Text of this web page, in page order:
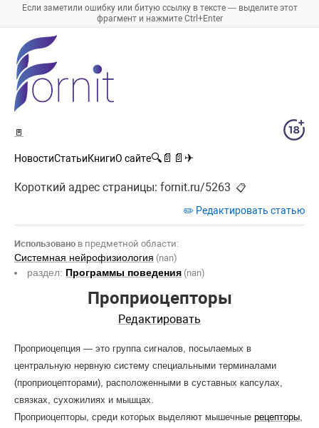
Если заметили ошибку или битую ссылку в тексте — выделите этот
фрагмент и нажмите Ctrl+Enter
🚪
НовостиСтатьиКнигиО сайте🔍 📄 📄 ✈
Короткий адрес страницы: fornit.ru/5263 📋
✏️ Редактировать статью
Использовано в предметной области:
Системная нейрофизиология (nan)
раздел: Программы поведения (nan)
Проприоцепторы
Редактировать
Проприоцепция — это группа сигналов, посылаемых в
центральную нервную систему специальными терминалами
(проприоцепторами), расположенными в суставных капсулах,
связках, сухожилиях и мышцах.
Проприоцепторы, среди которых выделяют мышечные рецепторы,